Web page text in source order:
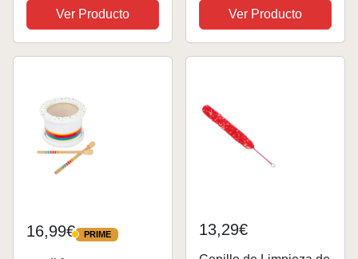
Música,Partituras de
Página para
Piano,Guitarra, Violín,
Ver Producto
Receptor de transmisor
de Guitarra
inalámbrico, batería
Ver Producto
16,99€ PRIME
PRIME 13,29€